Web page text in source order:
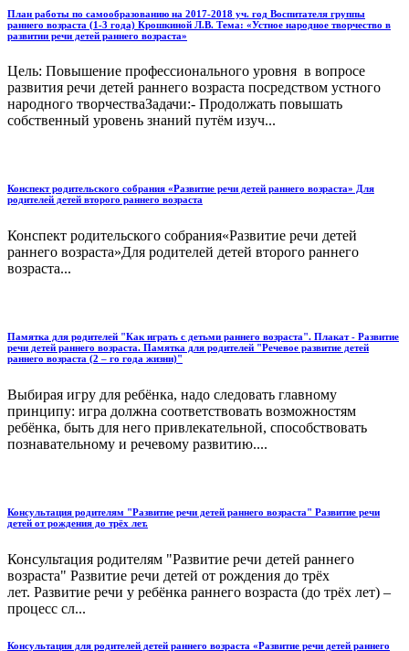
План работы по самообразованию на 2017-2018 уч. год Воспитателя группы
раннего возраста (1-3 года) Крошкиной Л.В. Тема: «Устное народное творчество в
развитии речи детей раннего возраста»
Цель: Повышение профессионального уровня в вопросе
развития речи детей раннего возраста посредством устного
народного творчестваЗадачи:- Продолжать повышать
собственный уровень знаний путём изуч...
Конспект родительского собрания «Развитие речи детей раннего возраста» Для
родителей детей второго раннего возраста
Конспект родительского собрания«Развитие речи детей
раннего возраста»Для родителей детей второго раннего
возраста...
Памятка для родителей "Как играть с детьми раннего возраста". Плакат - Развитие
речи детей раннего возраста. Памятка для родителей "Речевое развитие детей
раннего возраста (2 – го года жизни)"
Выбирая игру для ребёнка, надо следовать главному
принципу: игра должна соответствовать возможностям
ребёнка, быть для него привлекательной, способствовать
познавательному и речевому развитию....
Консультация родителям "Развитие речи детей раннего возраста" Развитие речи
детей от рождения до трёх лет.
Консультация родителям "Развитие речи детей раннего
возраста" Развитие речи детей от рождения до трёх
лет. Развитие речи у ребёнка раннего возраста (до трёх лет) –
процесс сл...
Консультация для родителей детей раннего возраста «Развитие речи детей раннего